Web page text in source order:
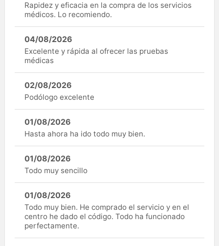
Rapidez y eficacia en la compra de los servicios
médicos. Lo recomiendo.
04/08/2026
Excelente y rápida al ofrecer las pruebas
médicas
02/08/2026
Podólogo excelente
01/08/2026
Hasta ahora ha ido todo muy bien.
01/08/2026
Todo muy sencillo
01/08/2026
Todo muy bien. He comprado el servicio y en el
centro he dado el código. Todo ha funcionado
perfectamente.